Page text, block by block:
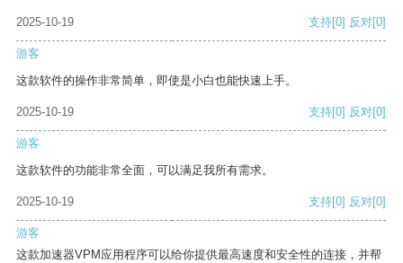
2025-10-19 支持[0] 反对[0]
游客
这款软件的操作非常简单，即使是小白也能快速上手。
2025-10-19 支持[0] 反对[0]
游客
这款软件的功能非常全面，可以满足我所有需求。
2025-10-19 支持[0] 反对[0]
游客
这款加速器VPM应用程序可以给你提供最高速度和安全性的连接，并帮